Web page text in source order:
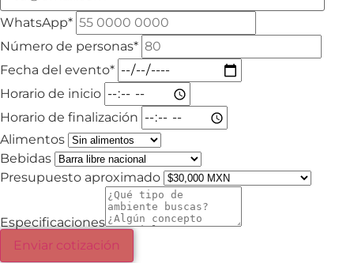
WhatsApp*
Número de personas*
Fecha del evento*
Horario de inicio
Horario de finalización
Alimentos
Bebidas
Presupuesto aproximado
Especificaciones
Enviar cotización